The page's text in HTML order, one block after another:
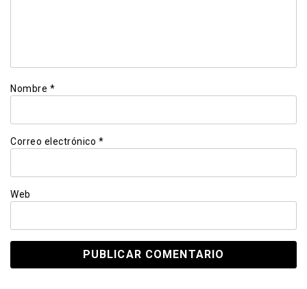
Nombre *
Correo electrónico *
Web